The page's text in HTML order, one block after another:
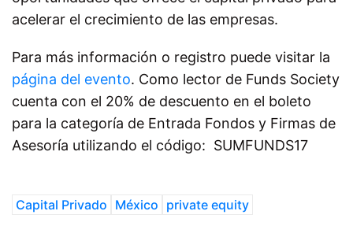
acelerar el crecimiento de las empresas.
Para más información o registro puede visitar la
página del evento. Como lector de Funds Society
cuenta con el 20% de descuento en el boleto
para la categoría de Entrada Fondos y Firmas de
Asesoría utilizando el código: SUMFUNDS17
Capital Privado México private equity